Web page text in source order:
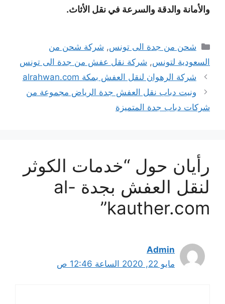
والأمانة والدقة والسرعة في نقل الأثاث.
التصنيفات
شحن من جدة الى تونس, شركة شحن من
السعودية لتونس, شركة نقل عفش من جدة الى تونس
شركة الرهوان لنقل العفش بمكة alrahwan.com
ونيت دباب نقل العفش جدة الرياض مجموعة من
شركات دباب جدة المتميزة
رأيان حول “خدمات الكوثر
لنقل العفش بجدة al-
kauther.com”
Admin
مايو 22, 2020 الساعة 12:46 ص